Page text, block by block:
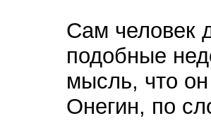
Сам человек
подобные
мысль, что он
Онегин, по